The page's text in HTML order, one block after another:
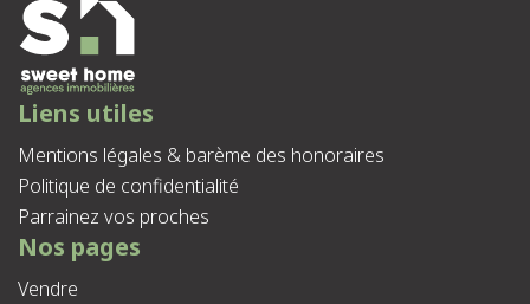
Liens utiles
Mentions légales & barème des honoraires
Politique de confidentialité
Parrainez vos proches
Nos pages
Vendre